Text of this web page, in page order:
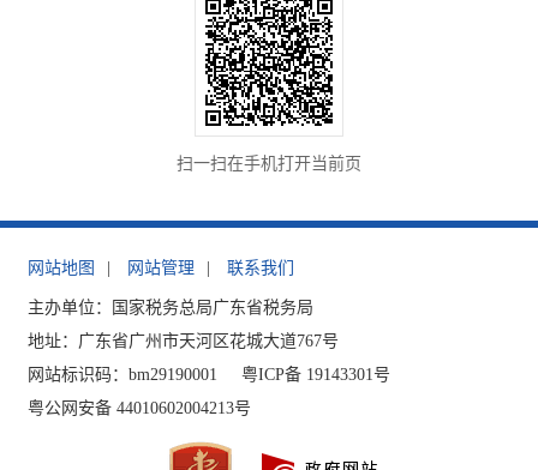
扫一扫在手机打开当前页
网站地图 | 网站管理 | 联系我们
主办单位：国家税务总局广东省税务局
地址：广东省广州市天河区花城大道767号
网站标识码：bm29190001
粤ICP备 19143301号
粤公网安备 44010602004213号